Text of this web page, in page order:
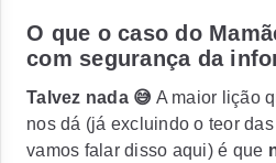
O que o caso do
com segurança da
Talvez nada 😅 A maior lição
nos dá (já excluindo o teor
vamos falar disso aqui) é que